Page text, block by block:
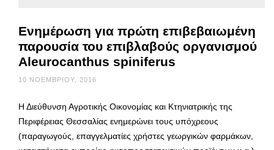
Ενημέρωση για πρώτη επιβεβαιωμένη
παρουσία του επιβλαβούς οργανισμού
Aleurocanthus spiniferus
10 ΝΟΕΜΒΡΊΟΥ, 2016
Η Διεύθυνση Αγροτικής Οικονομίας και Κτηνιατρικής της
Περιφέρειας Θεσσαλίας ενημερώνει τους υπόχρεους
(παραγωγούς, επαγγελματίες χρήστες γεωργικών φαρμάκων,